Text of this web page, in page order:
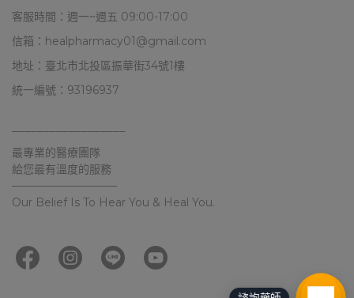
客服時間：週一~週五 09:00-17:00
信箱：healpharmacy01@gmail.com
地址：臺北市北投區振華街34號1樓
統一編號：93196937
––––––––––––––––––
最專業的醫療團隊
給您最有溫度的服務
–––––––––––––––––––
Our Belief Is To Hear You & Heal You.